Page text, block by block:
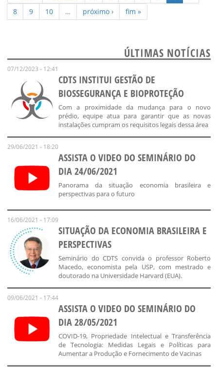
8
9 10 … próximo › fim »
ÚLTIMAS NOTÍCIAS
07/12/2023 - 12:41
CDTS INSTITUI GESTÃO DE
BIOSSEGURANÇA E BIOPROTEÇÃO
Com a proximidade da mudança para o novo
prédio, equipe atua para garantir que as novas
instalações cumpram os requisitos legais dessa área
29/06/2021 - 18:20
ASSISTA O VIDEO DO SEMINÁRIO DO
DIA 24/06/2021
Panorama da situação economia brasileira e
perspectivas para o futuro
16/06/2021 - 17:09
SITUAÇÃO DA ECONOMIA BRASILEIRA E
PERSPECTIVAS
Seminário do CDTS convida o professor Roberto
Macedo, economista pela USP, com mestrado e
doutorado na Universidade Harvard (EUA).
09/06/2021 - 17:44
ASSISTA O VIDEO DO SEMINÁRIO DO
DIA 28/05/2021
COVID-19, Propriedade Intelectual e Transferência
de Tecnologia: Medidas Legais e Políticas para
Aumentar a Produção e Fornecimento de Vacinas